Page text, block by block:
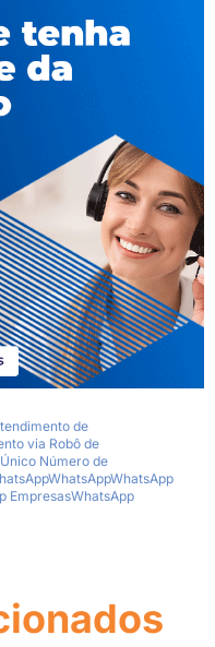
de
via Robô de
Único Número de
WhatsAppWhatsApp
EmpresasWhatsApp